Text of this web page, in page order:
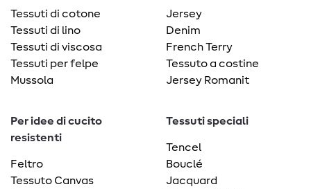
Tessuti di cotone
Tessuti di lino
Tessuti di viscosa
Tessuti per felpe
Mussola
Jersey
Denim
French Terry
Tessuto a costine
Jersey Romanit
Per idee di cucito
resistenti
Feltro
Tessuto Canvas
Tessuti speciali
Tencel
Bouclé
Jacquard